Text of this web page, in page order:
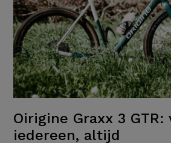
Oirigine Graxx 3 GTR:
iedereen, altijd